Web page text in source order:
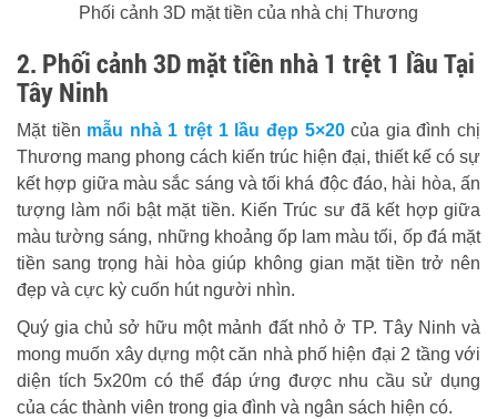
Phối cảnh 3D mặt tiền của nhà chị Thương
2. Phối cảnh 3D mặt tiền nhà 1 trệt 1 lầu Tại
Tây Ninh
Mặt tiền mẫu nhà 1 trệt 1 lầu đẹp 5×20của gia đình chị
Thương mang phong cách kiến trúc hiện đại, thiết kế có sự
kết hợp giữa màu sắc sáng và tối khá độc đáo, hài hòa, ấn
tượng làm nổi bật mặt tiền. Kiến Trúc sư đã kết hợp giữa
màu tường sáng, những khoảng ốp lam màu tối, ốp đá mặt
tiền sang trọng hài hòa giúp không gian mặt tiền trở nên
đẹp và cực kỳ cuốn hút người nhìn.
Quý gia chủ sở hữu một mảnh đất nhỏ ở TP. Tây Ninh và
mong muốn xây dựng một căn nhà phố hiện đại 2 tầng với
diện tích 5x20m có thể đáp ứng được nhu cầu sử dụng
của các thành viên trong gia đình và ngân sách hiện có.